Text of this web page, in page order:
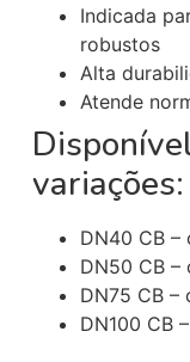
Indicada
robustos
Alta
Atende
variações:
DN40 CB –
DN50 CB –
DN75 CB –
DN100 CB